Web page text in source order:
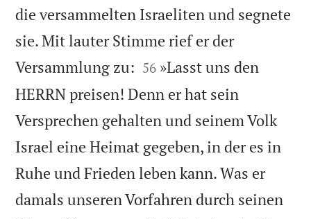
die versammelten Israeliten und segnete
sie. Mit lauter Stimme rief er der
Versammlung zu: 

56 »Lasst uns den
HERRN preisen! Denn er hat sein
Versprechen gehalten und seinem Volk
Israel eine Heimat gegeben, in der es in
Ruhe und Frieden leben kann. Was er
damals unseren Vorfahren durch seinen